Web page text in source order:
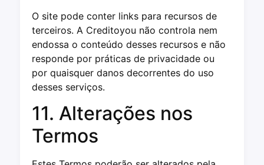
O site pode conter links para recursos de
terceiros. A Creditoyou não controla nem
endossa o conteúdo desses recursos e não
responde por práticas de privacidade ou
por quaisquer danos decorrentes do uso
desses serviços.
11. Alterações nos
Termos